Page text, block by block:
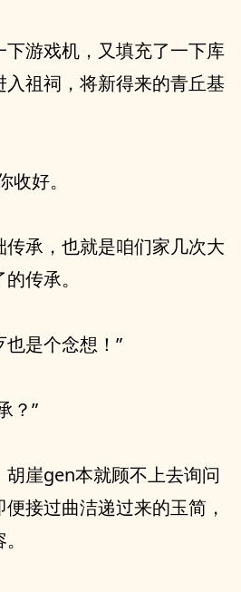
下游戏机，又填充了一下库
祖祠，将新得来的青丘基
收好。
承，也就是咱们家几次大
传承。
是个念想！”
？”
崖gen本就顾不上去询问
接过曲洁递过来的玉简，